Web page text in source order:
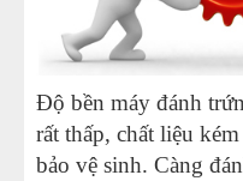
Độ bền máy đánh
rất thấp, chất liệu
bảo vệ sinh. Càng